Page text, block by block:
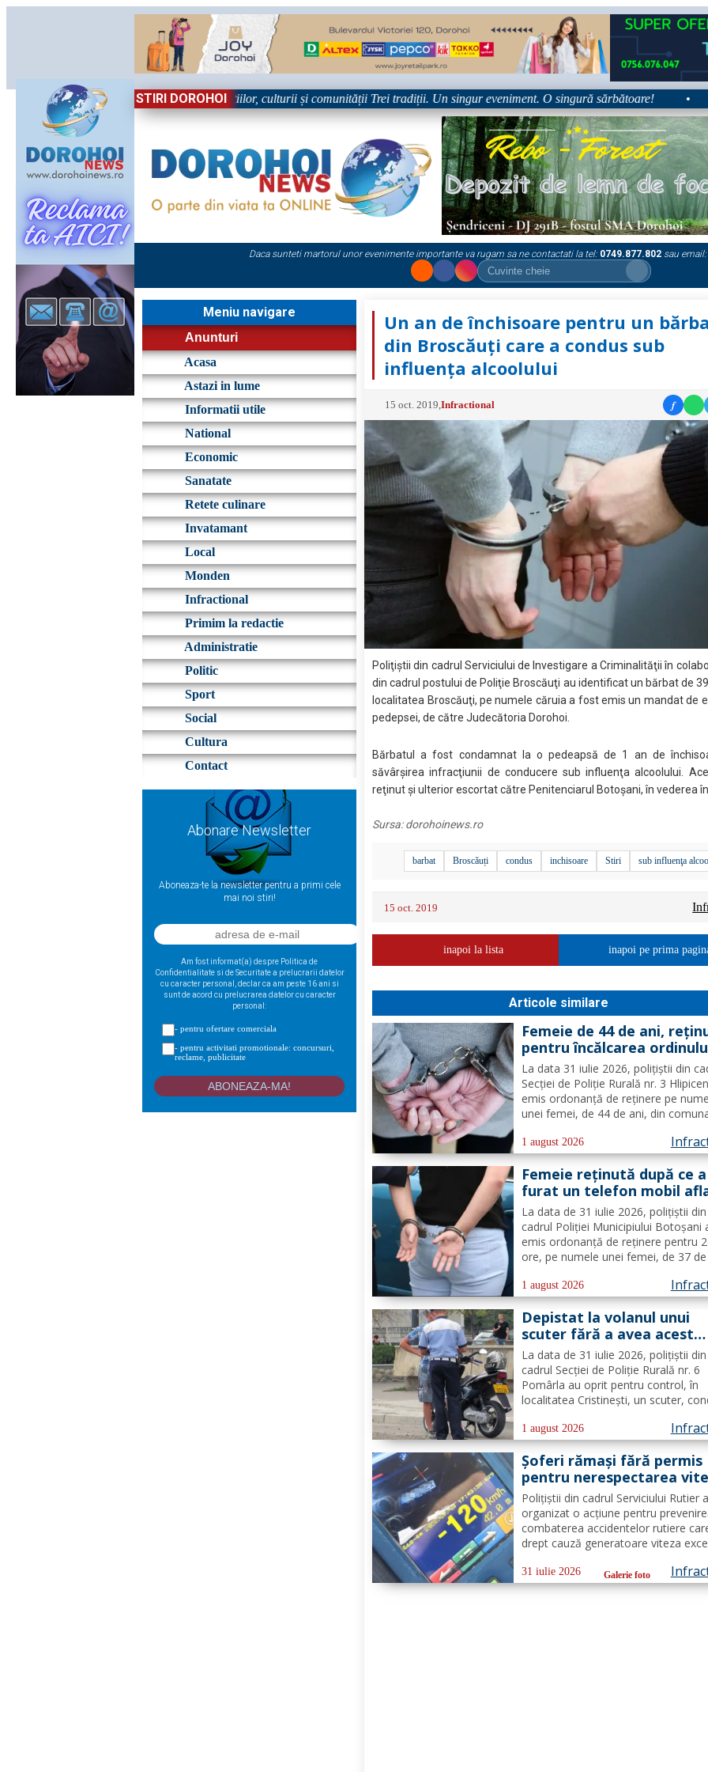
STIRI DOROHOI
Sărbătoare!” – trei zile dedicate tradițiilor, culturii și comunității Trei tradiții. Un singur eveniment. O singură sărbătoare!
Daca sunteti martorul unor evenimente importante va rugam sa ne contactati la tel: 0749.877.802 sau email:
Meniu navigare
Anunturi
Acasa
Astazi in lume
Informatii utile
National
Economic
Sanatate
Retete culinare
Invatamant
Local
Monden
Infractional
Primim la redactie
Administratie
Politic
Sport
Social
Cultura
Contact
Abonare Newsletter
Aboneaza-te la newsletter pentru a primi cele
mai noi stiri!
Am fost informat(a) despre Politica de
Confidentialitate si de Securitate a prelucrarii datelor
cu caracter personal, declar ca am peste 16 ani si
sunt de acord cu prelucrarea datelor cu caracter
personal:
- pentru ofertare comerciala
- pentru activitati promotionale: concursuri,
reclame, publicitate
Un an de închisoare pentru un
din Broscăuţi care a condus sub
influenţa alcoolului
15 oct. 2019 ,Infractional f
Poliţiştii din cadrul Serviciului de Investigare a Criminalităţii în
din cadrul postului de Poliţie Broscăuţi au identificat un bărbat de
localitatea Broscăuţi, pe numele căruia a fost emis un mandat de
pedepsei, de către Judecătoria Dorohoi.
Bărbatul a fost condamnat la o pedeapsă de 1 an de
săvârşirea infracţiunii de conducere sub influenţa alcoolului.
reţinut şi ulterior escortat către Penitenciarul Botoşani, în vederea
Sursa:dorohoinews.ro
barbat Broscăuți condus inchisoare Stiri sub influenţa
15 oct. 2019
inapoi la lista inapoi pe prima
Articole similare
Femeie de 44 de ani,
pentru încălcarea
protecție și distrugere
La data 31 iulie 2026, polițiștii din
Secției de Poliție Rurală nr. 3
emis ordonanță de reținere pe
unei femei, de 44 de ani, din
infracțiunilor de încălcarea ordinului
protecție și distrugere. În urma
probatoriului administrat,...
1 august 2026
Femeie reținută după ce a
furat un telefon mobil
într-un autoturism parcat
zona Pieței Centrale
La data de 31 iulie 2026, polițiștii din
cadrul Poliției Municipiului Botoșani
emis ordonanță de reținere pentru
ore, pe numele unei femei, de 37
comiterea infracțiunii de furt. În
probatoriului administrat, s-a stabilit
faptul că, la...
1 august 2026
Depistat la volanul unui
scuter fără a avea acest
drept
La data de 31 iulie 2026, polițiștii din
cadrul Secției de Poliție Rurală nr. 6
Pomârla au oprit pentru control, în
localitatea Cristinești, un scuter,
Enescu. În urma verificărilor
către polițiști, s-a constatat faptul
tânărul nu deține...
1 august 2026
Șoferi rămași fără permis
pentru nerespectarea
legale - FOTO
Polițiștii din cadrul Serviciului Rutier
organizat o acțiune pentru
combaterea accidentelor rutiere
drept cauză generatoare viteza
drum cu risc ridicat de producere a
accidentelor rutiere, respectiv,
31 iulie 2026 Galerie foto